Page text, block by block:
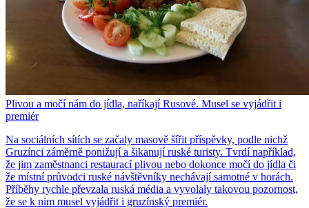
Plivou a močí nám do jídla, naříkají Rusové. Musel se vyjádřit i
premiér
Na sociálních sítích se začaly masově šířit příspěvky, podle nichž
Gruzínci záměrně ponižují a šikanují ruské turisty. Tvrdí například,
že jim zaměstnanci restaurací plivou nebo dokonce močí do jídla či
že místní průvodci ruské návštěvníky nechávají samotné v horách.
Příběhy rychle převzala ruská média a vyvolaly takovou pozornost,
že se k nim musel vyjádřit i gruzínský premiér.